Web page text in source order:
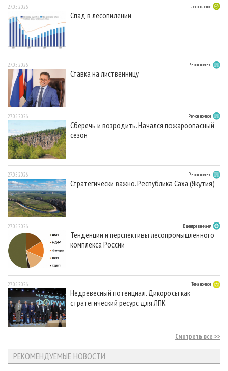
27.05.2026 Лесопиление
Спад в лесопилении
27.05.2026 Регион номера
Ставка на лиственницу
27.05.2026 Регион номера
Сберечь и возродить. Начался пожароопасный
сезон
27.05.2026 Регион номера
Стратегически важно. Республика Саха (Якутия)
27.05.2026 В центре внимания
Тенденции и перспективы лесопромышленного
комплекса России
27.05.2026 Тема номера
Недревесный потенциал. Дикоросы как
стратегический ресурс для ЛПК
Смотреть все
РЕКОМЕНДУЕМЫЕ НОВОСТИ